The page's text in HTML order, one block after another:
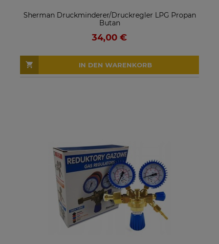
Sherman Druckminderer/Druckregler LPG Propan
Butan
34,00 €
IN DEN WARENKORB